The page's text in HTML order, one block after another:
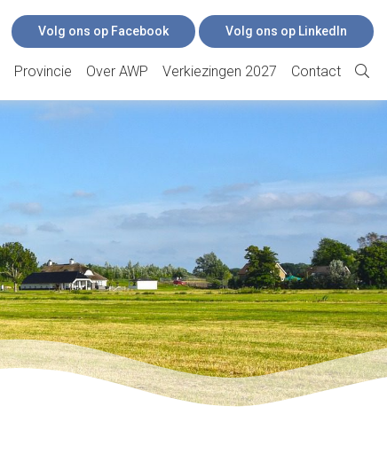
Volg ons op Facebook Volg ons op LinkedIn
Provincie Over AWP Verkiezingen 2027 Contact